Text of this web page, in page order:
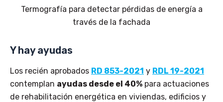
Termografía para detectar pérdidas de energía a
través de la fachada
Y hay ayudas
Los recién aprobados RD 853-2021 y RDL 19-2021
contemplan ayudas desde el 40% para actuaciones
de rehabilitación energética en viviendas, edificios y